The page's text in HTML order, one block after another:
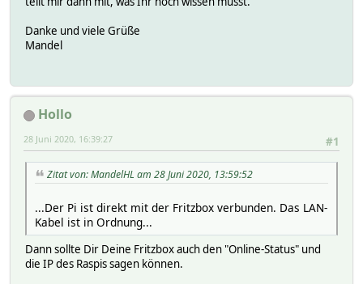
Danke und viele Grüße
Mandel
Hollo
#1
28 Juni 2020, 16:39:27
Zitat von: MandelHL am 28 Juni 2020, 13:59:52
...Der Pi ist direkt mit der Fritzbox verbunden. Das LAN-
Kabel ist in Ordnung...
Dann sollte Dir Deine Fritzbox auch den "Online-Status" und
die IP des Raspis sagen können.